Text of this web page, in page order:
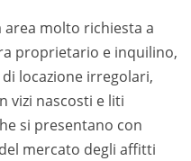
molto richiesta a
proprietario e inquilino,
locazione irregolari,
vizi nascosti e liti
si presentano con
mercato degli affitti